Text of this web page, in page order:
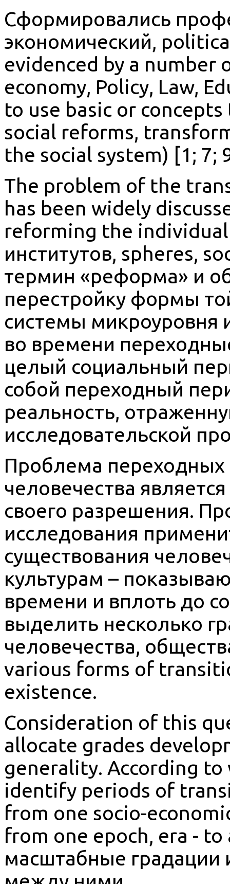
Сформировались
экономический,
evidenced by a number
economy, Policy, Law,
to use basic or
social reforms,
the social system) [1; 7;
The problem of the
has been widely
reforming the
институтов, spheres,
термин «реформа» и
перестройку формы
системы микроуровня
во времени
целый социальный
собой переходный
реальность,
исследовательской
Проблема переходных
человечества
своего разрешения.
исследования
существования
культурам –
времени и вплоть до
выделить несколько
человечества,
various forms of
existence.
Consideration of this
allocate grades
generality. According to
identify periods of
from one socio-
from one epoch, era -
масштабные